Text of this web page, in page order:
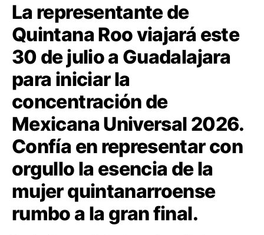
La representante de
Quintana Roo viajará este
30 de julio a Guadalajara
para iniciar la
concentración de
Mexicana Universal 2026.
Confía en representar con
orgullo la esencia de la
mujer quintanarroense
rumbo a la gran final.